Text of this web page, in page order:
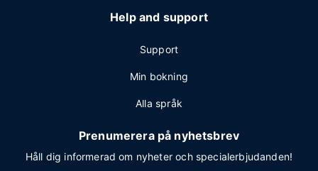
Help and support
Support
Min bokning
Alla språk
Prenumerera på nyhetsbrev
Håll dig informerad om nyheter och specialerbjudanden!